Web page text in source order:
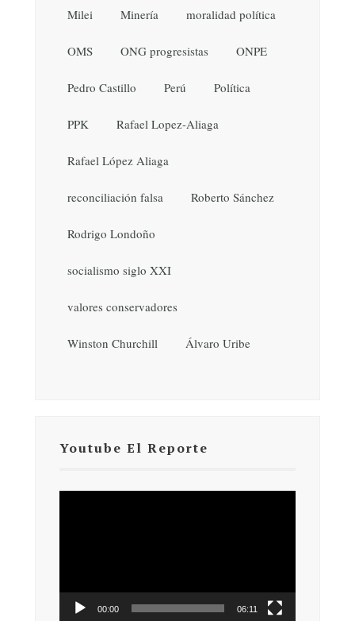
Milei Minería moralidad política
OMS ONG progresistas ONPE
Pedro Castillo Perú Política
PPK Rafael Lopez-Aliaga
Rafael López Aliaga
reconciliación falsa Roberto Sánchez
Rodrigo Londoño
socialismo siglo XXI
valores conservadores
Winston Churchill Álvaro Uribe
Youtube El Reporte
00:00 06:11